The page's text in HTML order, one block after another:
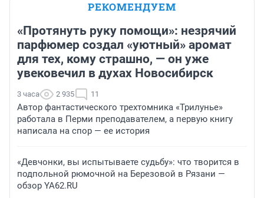
РЕКОМЕНДУЕМ
«Протянуть руку помощи»: незрячий
парфюмер создал «уютный» аромат
для тех, кому страшно, — он уже
увековечил в духах Новосибирск
3 часа 2 935 11
Автор фантастического трехтомника «Трилунье»
работала в Перми преподавателем, а первую книгу
написала на спор — ее история
«Девчонки, вы испытываете судьбу»: что творится в
подпольной рюмочной на Березовой в Рязани —
обзор YA62.RU